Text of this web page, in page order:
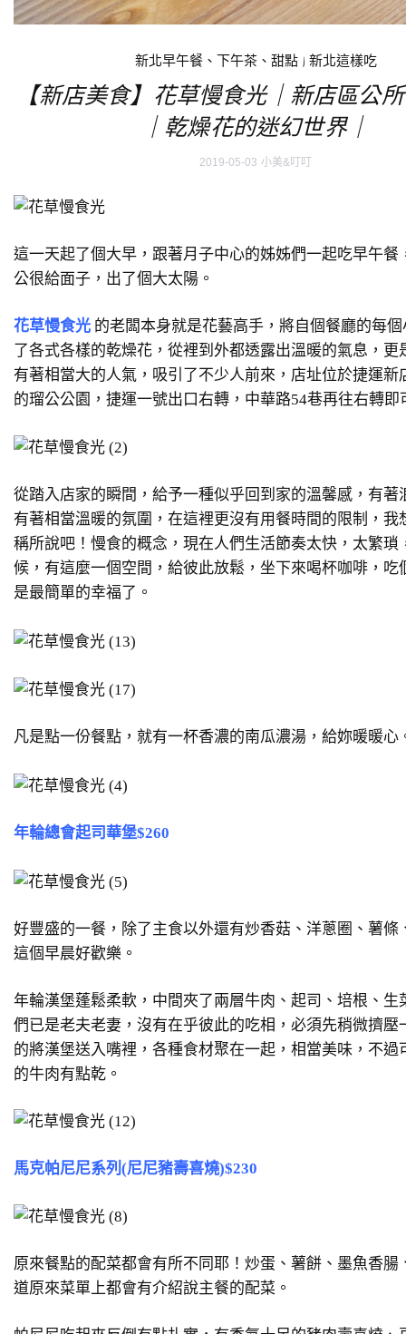
新北早午餐、下午茶、甜點| 新北這樣吃
【新店美食】花草慢食光｜新店區公
｜乾燥花的迷幻世界｜
2019-05-03 小美&叮叮
這一天起了個大早，跟著月子中心的姊姊們一起吃早午餐
公很給面子，出了個大太陽。
花草慢食光 的老闆本身就是花藝高手，將自個餐廳的每
了各式各樣的乾燥花，從裡到外都透露出溫暖的氣息，更
有著相當大的人氣，吸引了不少人前來，店址位於捷運新
的瑠公公園，捷運一號出口右轉，中華路54巷再往右轉即
從踏入店家的瞬間，給予一種似乎回到家的溫馨感，有著
有著相當溫暖的氛圍，在這裡更沒有用餐時間的限制，我
稱所說吧！慢食的概念，現在人們生活節奏太快，太繁瑣
候，有這麼一個空間，給彼此放鬆，坐下來喝杯咖啡，吃
是最簡單的幸福了。
凡是點一份餐點，就有一杯香濃的南瓜濃湯，給妳暖暖心
年輪總會起司華堡$260
好豐盛的一餐，除了主食以外還有炒香菇、洋蔥圈、薯條
這個早晨好歡樂。
年輪漢堡蓬鬆柔軟，中間夾了兩層牛肉、起司、培根、生
們已是老夫老妻，沒有在乎彼此的吃相，必須先稍微擠壓
的將漢堡送入嘴裡，各種食材聚在一起，相當美味，不過
的牛肉有點乾。
馬克帕尼尼系列(尼尼豬壽喜燒)$230
原來餐點的配菜都會有所不同耶！炒蛋、薯餅、墨魚香腸
道原來菜單上都會有介紹說主餐的配菜。